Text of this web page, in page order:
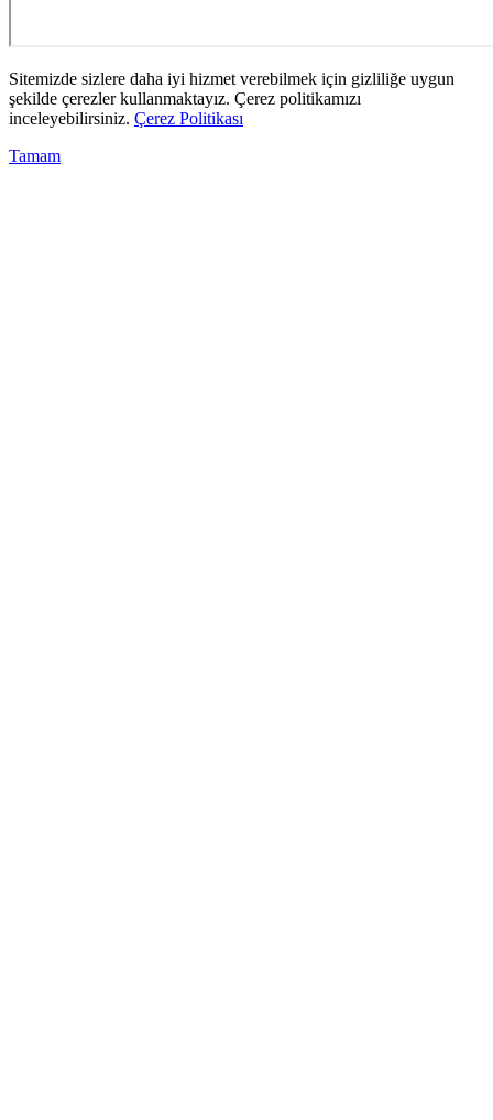
Sitemizde sizlere daha iyi hizmet verebilmek için gizliliğe uygun
şekilde çerezler kullanmaktayız. Çerez politikamızı
inceleyebilirsiniz. Çerez Politikası
Tamam